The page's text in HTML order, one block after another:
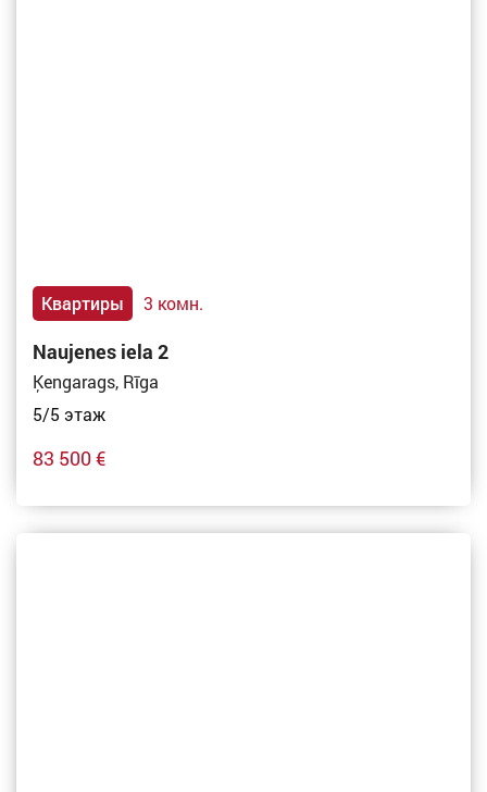
Квартиры 3 комн.
Naujenes iela 2
Ķengarags, Rīga
5/5 этаж
83 500 €